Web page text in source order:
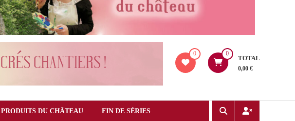
0 0
TOTAL
0,00 €
PRODUITS DU CHÂTEAU FIN DE SÉRIES